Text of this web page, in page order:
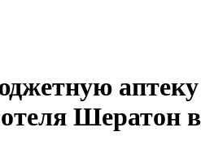
аптеку
Шератон в